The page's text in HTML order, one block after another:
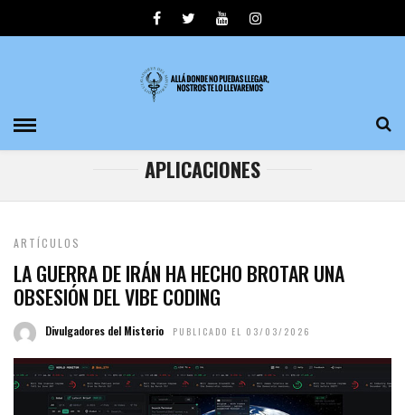
APLICACIONES
ARTÍCULOS
LA GUERRA DE IRÁN HA HECHO BROTAR UNA
OBSESIÓN DEL VIBE CODING
Divulgadores del Misterio PUBLICADO EL 03/03/2026